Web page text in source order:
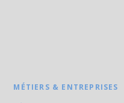
MÉTIERS & ENTREPRISES